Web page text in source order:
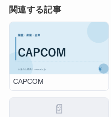
関連する記事
CAPCOM
📄